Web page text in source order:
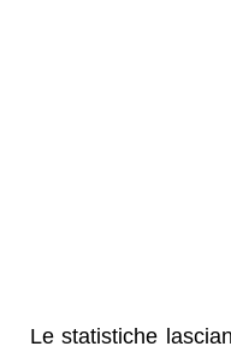
Le statistiche